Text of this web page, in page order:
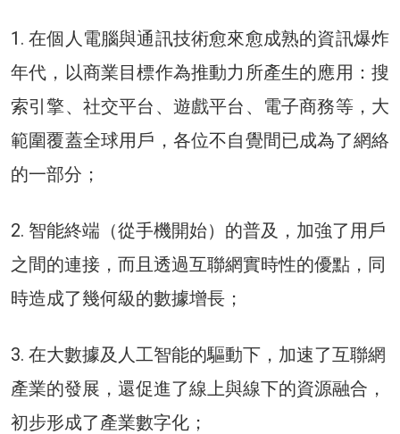
1. 在個人電腦與通訊技術愈來愈成熟的資訊爆炸
年代，以商業目標作為推動力所產生的應用：搜
索引擎、社交平台、遊戲平台、電子商務等，大
範圍覆蓋全球用戶，各位不自覺間已成為了網絡
的一部分；
2. 智能終端（從手機開始）的普及，加強了用戶
之間的連接，而且透過互聯網實時性的優點，同
時造成了幾何級的數據增長；
3. 在大數據及人工智能的驅動下，加速了互聯網
產業的發展，還促進了線上與線下的資源融合，
初步形成了產業數字化；